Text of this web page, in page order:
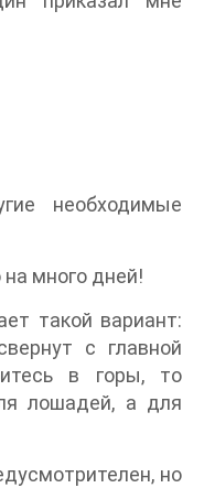
необходимые
много дней!
такой вариант:
с главной
в горы, то
лошадей, а для
но